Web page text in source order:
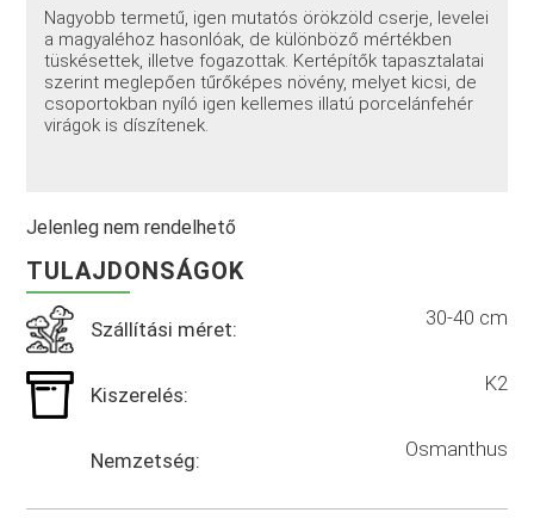
Nagyobb termetű, igen mutatós örökzöld cserje, levelei
a magyaléhoz hasonlóak, de különböző mértékben
tüskésettek, illetve fogazottak. Kertépítők tapasztalatai
szerint meglepően tűrőképes növény, melyet kicsi, de
csoportokban nyíló igen kellemes illatú porcelánfehér
virágok is díszítenek.
Jelenleg nem rendelhető
TULAJDONSÁGOK
Szállítási méret: 30-40 cm
Kiszerelés: K2
Nemzetség: Osmanthus